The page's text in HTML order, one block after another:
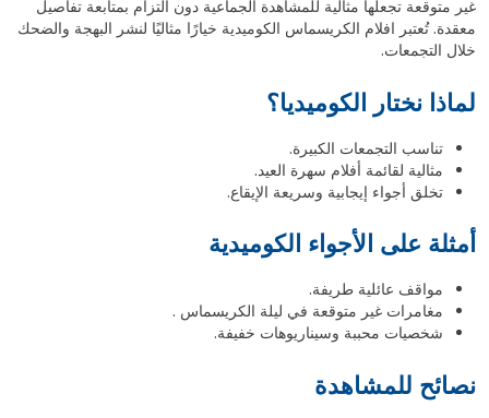
غير متوقعة تجعلها مثالية للمشاهدة الجماعية دون التزام بمتابعة تفاصيل
معقدة. تُعتبر افلام الكريسماس الكوميدية خيارًا مثاليًا لنشر البهجة والضحك
خلال التجمعات.
لماذا نختار الكوميديا؟
تناسب التجمعات الكبيرة.
مثالية لقائمة أفلام سهرة العيد.
تخلق أجواء إيجابية وسريعة الإيقاع.
أمثلة على الأجواء الكوميدية
مواقف عائلية طريفة.
مغامرات غير متوقعة في ليلة الكريسماس .
شخصيات محببة وسيناريوهات خفيفة.
نصائح للمشاهدة